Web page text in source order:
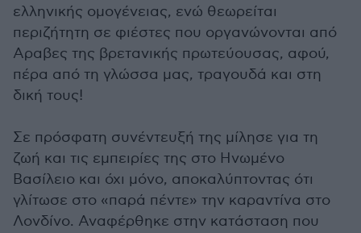
ελληνικής ομογένειας, ενώ θεωρείται
περιζήτητη σε φιέστες που οργανώνονται από
Αραβες της βρετανικής πρωτεύουσας, αφού,
πέρα από τη γλώσσα μας, τραγουδά και στη
δική τους!
Σε πρόσφατη συνέντευξή της μίλησε για τη
ζωή και τις εμπειρίες της στο Ηνωμένο
Βασίλειο και όχι μόνο, αποκαλύπτοντας ότι
γλίτωσε στο «παρά πέντε» την καραντίνα στο
Λονδίνο. Αναφέρθηκε στην κατάσταση που